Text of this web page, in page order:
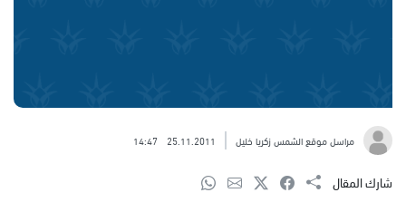
مراسل موقع الشمس زكريا خليل 25.11.2011
14:47
شارك المقال